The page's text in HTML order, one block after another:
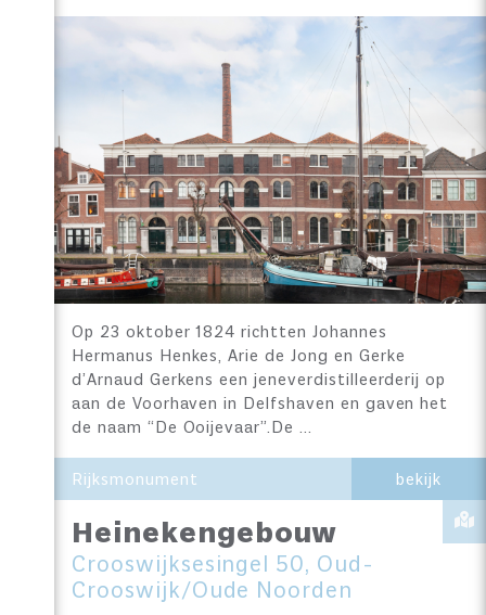
Op 23 oktober 1824 richtten Johannes
Hermanus Henkes, Arie de Jong en Gerke
d’Arnaud Gerkens een jeneverdistilleerderij op
aan de Voorhaven in Delfshaven en gaven het
de naam “De Ooijevaar”.De …
Rijksmonument bekijk
Heinekengebouw
Crooswijksesingel 50, Oud-
Crooswijk/Oude Noorden